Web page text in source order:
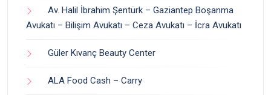
Av. Halil İbrahim Şentürk – Gaziantep Boşanma
Avukatı – Bilişim Avukatı – Ceza Avukatı – İcra Avukatı
Güler Kıvanç Beauty Center
ALA Food Cash – Carry